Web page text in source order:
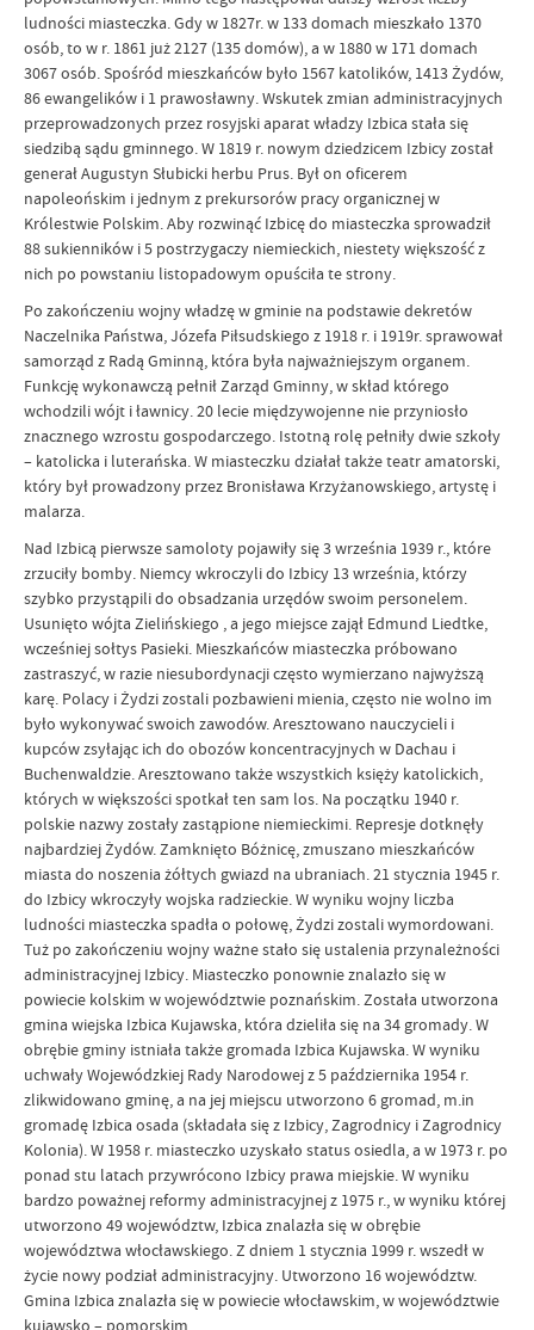
ludności miasteczka. Gdy w 1827r. w 133 domach mieszkało 1370
osób, to w r. 1861 już 2127 (135 domów), a w 1880 w 171 domach
3067 osób. Spośród mieszkańców było 1567 katolików, 1413 Żydów,
86 ewangelików i 1 prawosławny. Wskutek zmian administracyjnych
przeprowadzonych przez rosyjski aparat władzy Izbica stała się
siedzibą sądu gminnego. W 1819 r. nowym dziedzicem Izbicy został
generał Augustyn Słubicki herbu Prus. Był on oficerem
napoleońskim i jednym z prekursorów pracy organicznej w
Królestwie Polskim. Aby rozwinąć Izbicę do miasteczka sprowadził
88 sukienników i 5 postrzygaczy niemieckich, niestety większość z
nich po powstaniu listopadowym opuściła te strony.
Po zakończeniu wojny władzę w gminie na podstawie dekretów
Naczelnika Państwa, Józefa Piłsudskiego z 1918 r. i 1919r. sprawował
samorząd z Radą Gminną, która była najważniejszym organem.
Funkcję wykonawczą pełnił Zarząd Gminny, w skład którego
wchodzili wójt i ławnicy. 20 lecie międzywojenne nie przyniosło
znacznego wzrostu gospodarczego. Istotną rolę pełniły dwie szkoły
– katolicka i luterańska. W miasteczku działał także teatr amatorski,
który był prowadzony przez Bronisława Krzyżanowskiego, artystę i
malarza.
Nad Izbicą pierwsze samoloty pojawiły się 3 września 1939 r., które
zrzuciły bomby. Niemcy wkroczyli do Izbicy 13 września, którzy
szybko przystąpili do obsadzania urzędów swoim personelem.
Usunięto wójta Zielińskiego , a jego miejsce zajął Edmund Liedtke,
wcześniej sołtys Pasieki. Mieszkańców miasteczka próbowano
zastraszyć, w razie niesubordynacji często wymierzano najwyższą
karę. Polacy i Żydzi zostali pozbawieni mienia, często nie wolno im
było wykonywać swoich zawodów. Aresztowano nauczycieli i
kupców zsyłając ich do obozów koncentracyjnych w Dachau i
Buchenwaldzie. Aresztowano także wszystkich księży katolickich,
których w większości spotkał ten sam los. Na początku 1940 r.
polskie nazwy zostały zastąpione niemieckimi. Represje dotknęły
najbardziej Żydów. Zamknięto Bóżnicę, zmuszano mieszkańców
miasta do noszenia żółtych gwiazd na ubraniach. 21 stycznia 1945 r.
do Izbicy wkroczyły wojska radzieckie. W wyniku wojny liczba
ludności miasteczka spadła o połowę, Żydzi zostali wymordowani.
Tuż po zakończeniu wojny ważne stało się ustalenia przynależności
administracyjnej Izbicy. Miasteczko ponownie znalazło się w
powiecie kolskim w województwie poznańskim. Została utworzona
gmina wiejska Izbica Kujawska, która dzieliła się na 34 gromady. W
obrębie gminy istniała także gromada Izbica Kujawska. W wyniku
uchwały Wojewódzkiej Rady Narodowej z 5 października 1954 r.
zlikwidowano gminę, a na jej miejscu utworzono 6 gromad, m.in
gromadę Izbica osada (składała się z Izbicy, Zagrodnicy i Zagrodnicy
Kolonia). W 1958 r. miasteczko uzyskało status osiedla, a w 1973 r. po
ponad stu latach przywrócono Izbicy prawa miejskie. W wyniku
bardzo poważnej reformy administracyjnej z 1975 r., w wyniku której
utworzono 49 województw, Izbica znalazła się w obrębie
województwa włocławskiego. Z dniem 1 stycznia 1999 r. wszedł w
życie nowy podział administracyjny. Utworzono 16 województw.
Gmina Izbica znalazła się w powiecie włocławskim, w województwie
kujawsko – pomorskim.